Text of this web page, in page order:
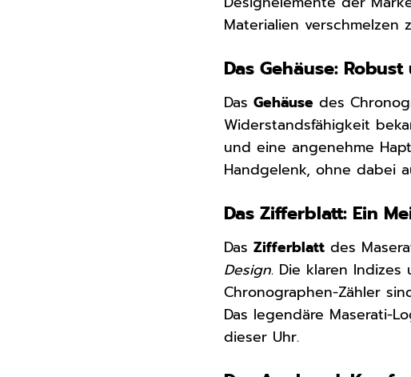
Materialien verschmelzen
Das Gehäuse:
DasGehäuse des
Widerstandsfähigkeit
und eine angenehme
Handgelenk, ohne dabei
Das Zifferblatt: Ein
DasZifferblatt des
Design. Die klaren
Chronographen-Zähler
Das legendäre Maserati-
dieser Uhr.